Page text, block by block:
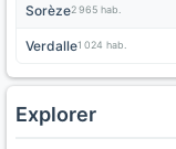
Sorèze2 965 hab.
Verdalle1 024 hab.
Explorer